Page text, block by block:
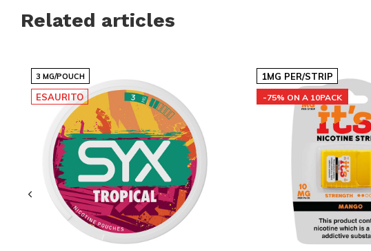
Related articles
3 MG/POUCH
ESAURITO
1MG PER/STRIP
-75% ON A 10PACK